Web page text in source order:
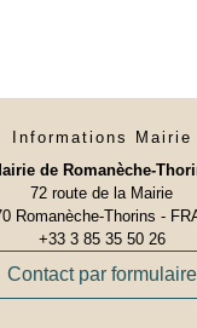
Informations Mairie
de Romanèche-
72 route de la Mairie
Romanèche-Thorins -
+33 3 85 35 50 26
Contact par formulaire